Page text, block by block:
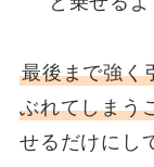
最後まで強く
ぶれてしまう
せるだけにし